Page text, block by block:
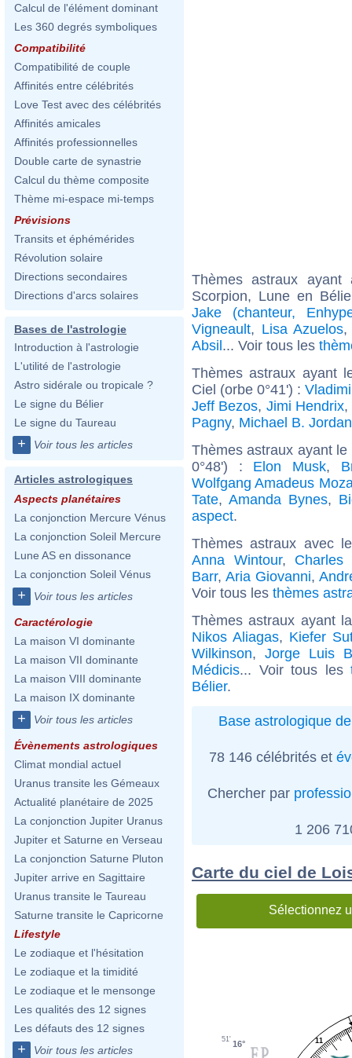
Calcul de l'élément dominant
Les 360 degrés symboliques
Compatibilité
Compatibilité de couple
Affinités entre célébrités
Love Test avec des célébrités
Affinités amicales
Affinités professionnelles
Double carte de synastrie
Calcul du thème composite
Thème mi-espace mi-temps
Prévisions
Transits et éphémérides
Révolution solaire
Directions secondaires
Directions d'arcs solaires
Bases de l'astrologie
Introduction à l'astrologie
L'utilité de l'astrologie
Astro sidérale ou tropicale ?
Le signe du Bélier
Le signe du Taureau
+ Voir tous les articles
Articles astrologiques
Aspects planétaires
La conjonction Mercure Vénus
La conjonction Soleil Mercure
Lune AS en dissonance
La conjonction Soleil Vénus
+ Voir tous les articles
Caractérologie
La maison VI dominante
La maison VII dominante
La maison VIII dominante
La maison IX dominante
+ Voir tous les articles
Évènements astrologiques
Climat mondial actuel
Uranus transite les Gémeaux
Actualité planétaire de 2025
La conjonction Jupiter Uranus
Jupiter et Saturne en Verseau
La conjonction Saturne Pluton
Jupiter arrive en Sagittaire
Uranus transite le Taureau
Saturne transite le Capricorne
Lifestyle
Le zodiaque et l'hésitation
Le zodiaque et la timidité
Le zodiaque et le mensonge
Les qualités des 12 signes
Les défauts des 12 signes
+ Voir tous les articles
Thèmes astraux
Scorpion, Lune en
Jake (chanteur,
Vigneault, Lisa Azuelos
Absil... Voir tous les
Thèmes astraux ayant
Ciel (orbe 0°41') :
Jeff Bezos, Jimi Hendrix,
Pagny, Michael B. Jordan
Thèmes astraux ayant
0°48') : Elon Musk,
Wolfgang Amadeus
Tate, Amanda Bynes,
aspect.
Thèmes astraux avec
Anna Wintour, Charles
Barr, Aria Giovanni,
Voir tous les thèmes
Thèmes astraux ayant
Nikos Aliagas, Kiefer
Wilkinson, Jorge Luis
Médicis... Voir tous les
Bélier.
Base astrologique
78 146 célébrités et
Chercher par
1 206
Carte du ciel de
Sélectionnez
11
16°
51'